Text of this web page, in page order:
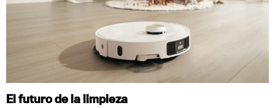
El futuro de la limpieza